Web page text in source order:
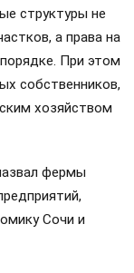
структуры не
а права на
При этом
собственников,
хозяйством
фермы
Сочи и